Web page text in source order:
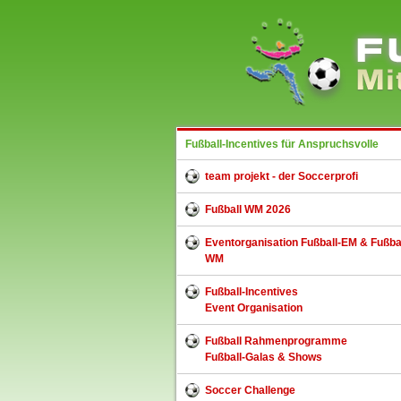
Fußball-Incentives für Anspruchsvolle
team projekt - der Soccerprofi
Fußball WM 2026
Eventorganisation Fußball-EM &
WM
Fußball-Incentives
Event Organisation
Fußball Rahmenprogramme
Fußball-Galas & Shows
Soccer Challenge